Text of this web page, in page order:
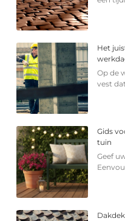
Het
Op de
vest
Gids
tuin
Geef